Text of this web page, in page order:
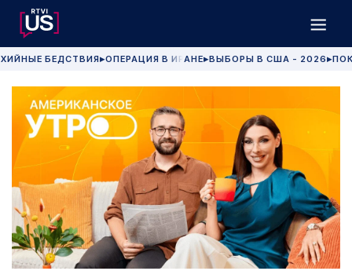
БЕДСТВИЯ▶ОПЕРАЦИЯ В ИРАНЕ▶ВЫБОРЫ В США - 2026 ▶